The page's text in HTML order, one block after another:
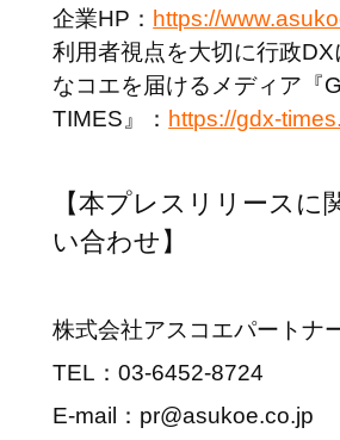
企業HP： https://
利用者視点を大切に行政DX
なコエを届けるメディア『
TIMES』： https://gdx-
【本プレスリリースに
い合わせ】
株式会社アスコエパートナ
TEL：03-6452-8724
E-mail：pr@asukoe.co.jp